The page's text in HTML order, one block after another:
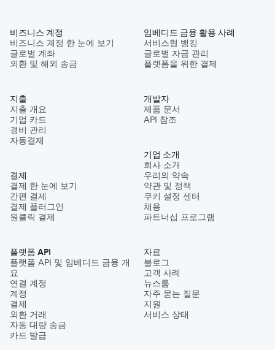
비즈니스 계정
비즈니스 계정 한 눈에 보기
글로벌 계좌
외환 및 해외 송금
지출
지출 개요
기업 카드
경비 관리
자동결제
결제
결제 한 눈에 보기
간편 결제
결제 플러그인
원클릭 결제
플랫폼 API
플랫폼 API 및 임베디드 금융 개
요
연결 계정
계정
결제
외환 거래
자동 대량 송금
카드 발급
임베디드 금융 활용 사례
서비스형 뱅킹
글로벌 자금 관리
플랫폼을 위한 결제
개발자
제품 문서
API 참조
기업 소개
회사 소개
우리의 약속
약관 및 정책
쿠키 설정 센터
채용
파트너십 프로그램
자료
블로그
고객 사례
뉴스룸
자주 묻는 질문
지원
서비스 상태